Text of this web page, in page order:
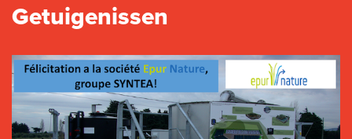
Getuigenissen